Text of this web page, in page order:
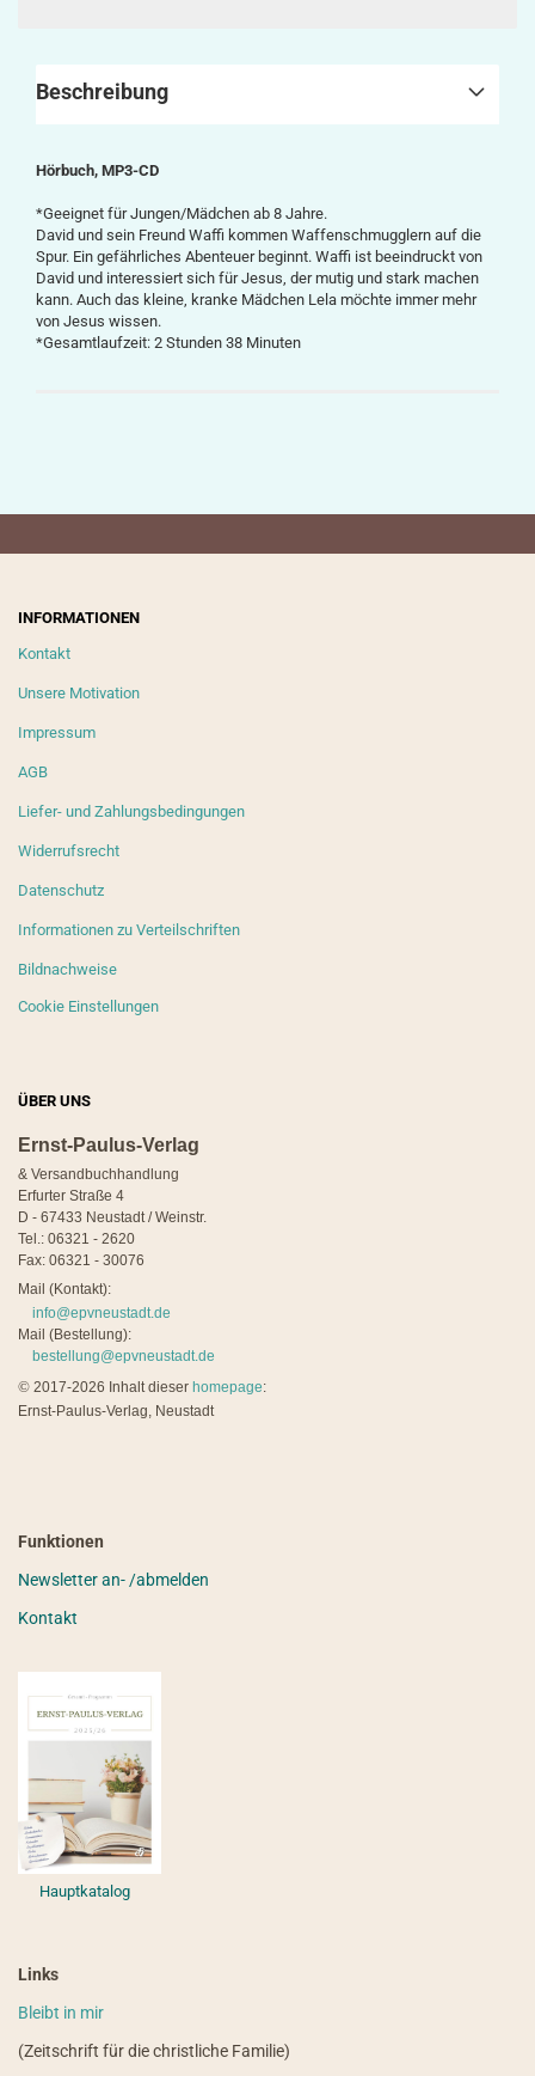
Beschreibung
Hörbuch, MP3-CD
*Geeignet für Jungen/Mädchen ab 8 Jahre.
David und sein Freund Waffi kommen Waffenschmugglern auf die
Spur. Ein gefährliches Abenteuer beginnt. Waffi ist beeindruckt von
David und interessiert sich für Jesus, der mutig und stark machen
kann. Auch das kleine, kranke Mädchen Lela möchte immer mehr
von Jesus wissen.
*Gesamtlaufzeit: 2 Stunden 38 Minuten
INFORMATIONEN
Kontakt
Unsere Motivation
Impressum
AGB
Liefer- und Zahlungsbedingungen
Widerrufsrecht
Datenschutz
Informationen zu Verteilschriften
Bildnachweise
Cookie Einstellungen
ÜBER UNS
Ernst-Paulus-Verlag
& Versandbuchhandlung
Erfurter Straße 4
D - 67433 Neustadt / Weinstr.
Tel.: 06321 - 2620
Fax: 06321 - 30076
Mail (Kontakt):
info@epvneustadt.de
Mail (Bestellung):
bestellung@epvneustadt.de
© 2017-2026 Inhalt dieser homepage:
Ernst-Paulus-Verlag, Neustadt
Funktionen
Newsletter an- /abmelden
Kontakt
Hauptkatalog
Links
Bleibt in mir
(Zeitschrift für die christliche Familie)